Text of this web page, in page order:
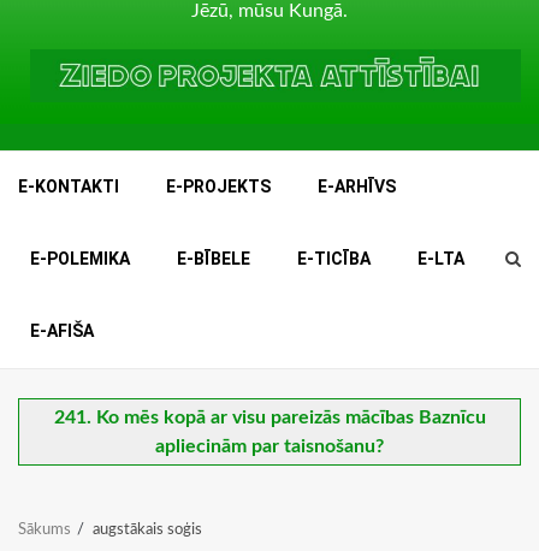
Jēzū, mūsu Kungā.
E-KONTAKTI E-PROJEKTS E-ARHĪVS
E-POLEMIKA E-BĪBELE E-TICĪBA E-LTA
E-AFIŠA
241. Ko mēs kopā ar visu pareizās mācības Baznīcu
apliecinām par taisnošanu?
Sākums augstākais soģis